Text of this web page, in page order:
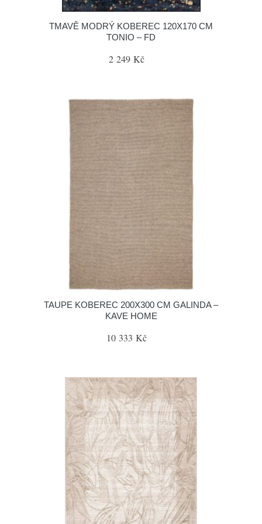
TMAVĚ MODRÝ KOBEREC 120X170 CM
TONIO – FD
2 249 Kč
TAUPE KOBEREC 200X300 CM GALINDA –
KAVE HOME
10 333 Kč